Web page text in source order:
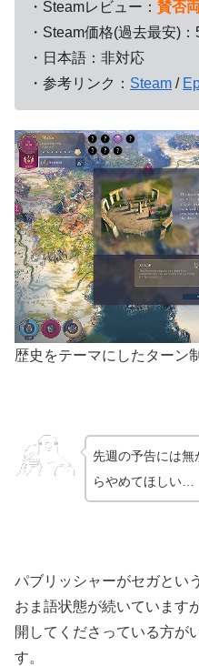
・Steamレビュー： 賛否
・Steam価格(過去最安)：
・日本語：非対応
・参考リンク： Steam /
歴史をテーマにしたターン
先週の予告には
らやめてほしい…
パブリッシャーがセガとい
おま語状態が続いています
開してくださっている方が
す。